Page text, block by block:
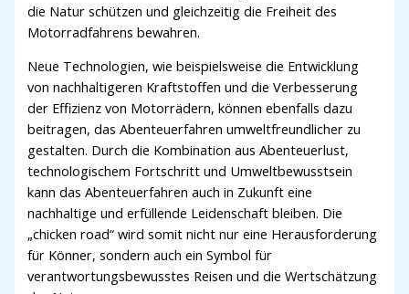
die Natur schützen und gleichzeitig die Freiheit des
Motorradfahrens bewahren.
Neue Technologien, wie beispielsweise die Entwicklung
von nachhaltigeren Kraftstoffen und die Verbesserung
der Effizienz von Motorrädern, können ebenfalls dazu
beitragen, das Abenteuerfahren umweltfreundlicher zu
gestalten. Durch die Kombination aus Abenteuerlust,
technologischem Fortschritt und Umweltbewusstsein
kann das Abenteuerfahren auch in Zukunft eine
nachhaltige und erfüllende Leidenschaft bleiben. Die
„chicken road“ wird somit nicht nur eine Herausforderung
für Könner, sondern auch ein Symbol für
verantwortungsbewusstes Reisen und die Wertschätzung